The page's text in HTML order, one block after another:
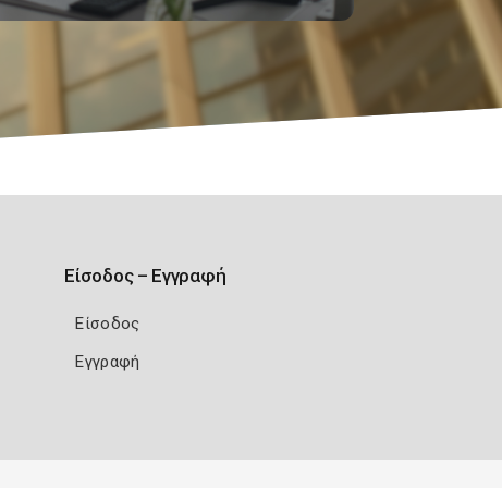
Είσοδος – Εγγραφή
Είσοδος
Εγγραφή